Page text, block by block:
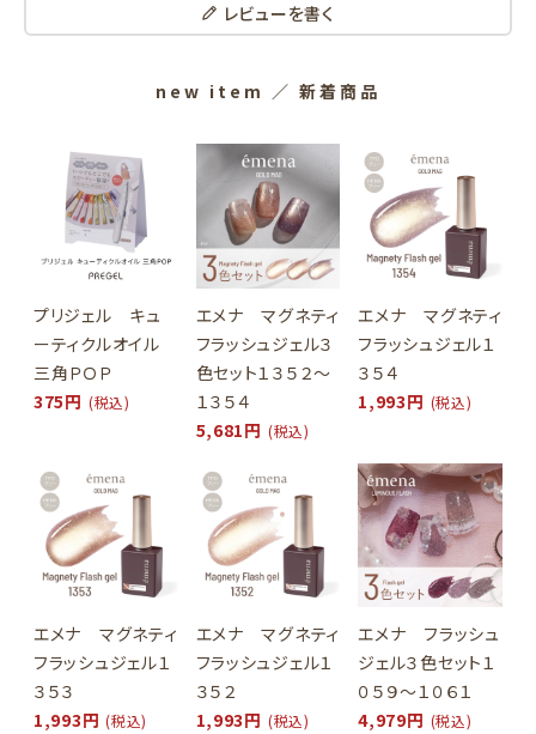
レビューを書く
new item ／ 新着商品
プリジェル キュ
ーティクルオイル
三角ＰＯＰ
375円 (税込)
エメナ マグネティ
フラッシュジェル３
色セット１３５２～
１３５４
5,681円 (税込)
エメナ マグネティ
フラッシュジェル１
３５４
1,993円 (税込)
エメナ マグネティ
フラッシュジェル１
３５３
1,993円 (税込)
エメナ マグネティ
フラッシュジェル１
３５２
1,993円 (税込)
エメナ フラッシュ
ジェル３色セット１
０５９～１０６１
4,979円 (税込)